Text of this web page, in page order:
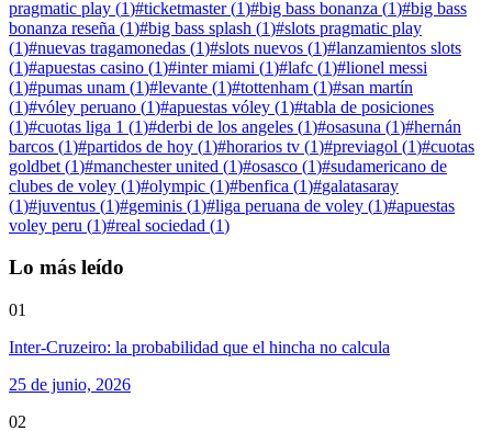
pragmatic play (1)#ticketmaster(1)#big bass bonanza (1)#big bass
bonanza reseña (1)#big bass splash (1)#slots pragmatic play
(1)#nuevas tragamonedas (1)#slots nuevos (1)#lanzamientos slots
(1)#apuestas casino (1)#inter miami (1)#lafc (1)#lionel messi
(1)#pumas unam (1)#levante (1)#tottenham (1)#san martín
(1)#vóley peruano (1)#apuestas vóley (1)#tabla de posiciones
(1)#cuotas liga 1 (1)#derbi de los angeles (1)#osasuna (1)#hernán
barcos (1)#partidos de hoy (1)#horarios tv (1)#previagol (1)#cuotas
goldbet (1)#manchester united (1)#osasco (1)#sudamericano de
clubes de voley (1)#olympic (1)#benfica (1)#galatasaray
(1)#juventus (1)#geminis (1)#liga peruana de voley (1)#apuestas
voley peru (1)#real sociedad (1)
Lo más leído
01
Inter-Cruzeiro: la probabilidad que el hincha no calcula
25 de junio, 2026
02